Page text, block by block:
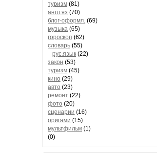
туризм (81)
англ.яз (70)
блог-оформл. (69)
музыка (65)
гороскоп (62)
словарь (55)
рус.язык (22)
закон (53)
туризм (45)
кино (29)
авто (23)
ремонт (22)
фото (20)
сценарии (16)
оригами (15)
мультфильм (1)
(0)